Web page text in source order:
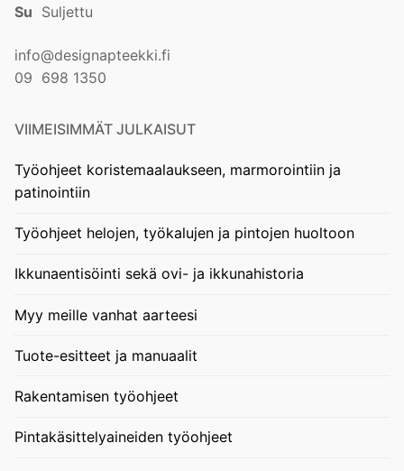
Su Suljettu
info@designapteekki.fi
09 698 1350
VIIMEISIMMÄT JULKAISUT
Työohjeet koristemaalaukseen, marmorointiin ja
patinointiin
Työohjeet helojen, työkalujen ja pintojen huoltoon
Ikkunaentisöinti sekä ovi- ja ikkunahistoria
Myy meille vanhat aarteesi
Tuote-esitteet ja manuaalit
Rakentamisen työohjeet
Pintakäsittelyaineiden työohjeet